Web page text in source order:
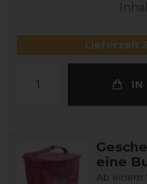
Lieferzeit
IN
eine
Ab einem